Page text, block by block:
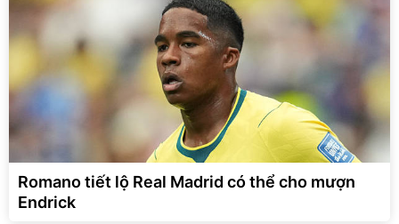
Romano tiết lộ Real Madrid có thể cho mượn
Endrick